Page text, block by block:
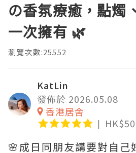
の香氛療癒，點燭
一次擁有 🌿
瀏覽次數:25552
KatLin
發佈於 2026.05.08
香港居舍
🌸成日同朋友講要對自己